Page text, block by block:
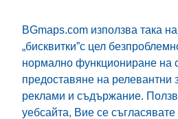
BGmaps.com използва така
„бисквитки”с цел
нормално функциониране на
предоставяне на релевантни
реклами и съдържание.
уебсайта, Вие се съгласявате